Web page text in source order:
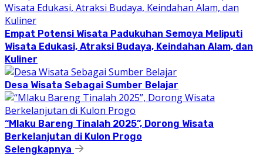
Empat Potensi Wisata Padukuhan Semoya Meliputi
Wisata Edukasi, Atraksi Budaya, Keindahan Alam, dan
Kuliner
Desa Wisata Sebagai Sumber Belajar
“Mlaku Bareng Tinalah 2025”, Dorong Wisata
Berkelanjutan di Kulon Progo
Selengkapnya